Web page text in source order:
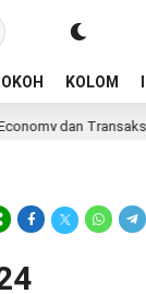
KOLOM
dan Transaksi